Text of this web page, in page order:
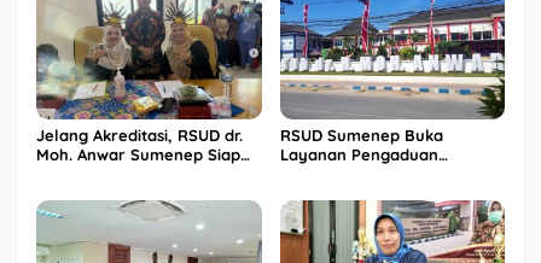
Jelang Akreditasi, RSUD dr.
Moh. Anwar Sumenep Siap
RSUD Sumenep Buka
Layanan Pengaduan